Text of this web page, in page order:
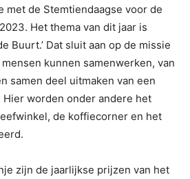
met de Stemtiendaagse voor de
Het thema van dit jaar is
Buurt.’ Dat sluit aan op de missie
kunnen samenwerken, van
samen deel uitmaken van een
Hier worden onder andere het
de koffiecorner en het
zijn de jaarlijkse prijzen van het